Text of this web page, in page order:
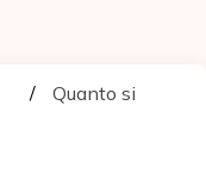
Quanto si